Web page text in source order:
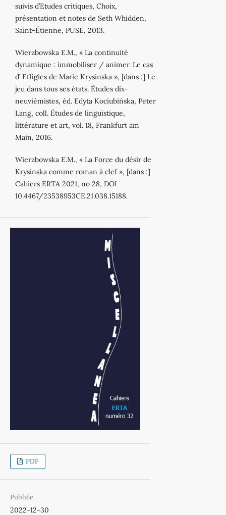
suivis d’Etudes critiques, Choix,
présentation et notes de Seth Whidden,
Saint-Étienne, PUSE, 2013.
Wierzbowska E.M., « La continuité
dynamique : immobiliser / animer. Le cas
d’ Effigies de Marie Krysinska », [dans :] Le
jeu dans tous ses états. Études dix-
neuviémistes, éd. Edyta Kociubińska, Peter
Lang, coll. Études de linguistique,
littérature et art, vol. 18, Frankfurt am
Main, 2016.
Wierzbowska E.M., « La Force du désir de
Krysinska comme roman à clef », [dans :]
Cahiers ERTA 2021, no 28, DOI
10.4467/23538953CE.21.038.15188.
PDF
Publiée
2022-12-30